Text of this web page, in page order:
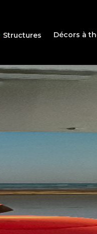
Structures Décors à